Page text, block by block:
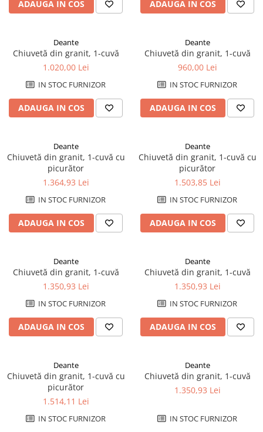
Paravane de cada
Seturi baterii
Baterii lavoar
Baterii bideu
Baterii cada
Seturi de dus
Sisteme de dus incastrate
Coloane de dus
Brate si palarii de dus
Pare, furtunuri si accesorii dus
Module de dus incastrate
Rezervoare wc
Rezervoare aparente
Cadre incastrate
Clapete de actionare
Cabine de dus
Paravane de dus Walk
Panouri si usi de dus
Cadite de dus
Rigole de dus
Protecție pentru lemn și piatră
Hidroizolații/Terase și Acoperișuri
Tehnici decorative Jeger
Microciment
Aditivi microciment
Protectia microcimentului
Cornise tavan
ADAUGA IN COS ADAUGA IN COS
Deante
Chiuvetă din granit, 1-cuvă
1.020,00 Lei
IN STOC FURNIZOR
ADAUGA IN COS
Deante
Chiuvetă din granit, 1-cuvă
960,00 Lei
IN STOC FURNIZOR
ADAUGA IN COS
Deante
Chiuvetă din granit, 1-cuvă cu
picurător
1.364,93 Lei
IN STOC FURNIZOR
ADAUGA IN COS
Deante
Chiuvetă din granit, 1-cuvă cu
picurător
1.503,85 Lei
IN STOC FURNIZOR
ADAUGA IN COS
Deante
Chiuvetă din granit, 1-cuvă
1.350,93 Lei
IN STOC FURNIZOR
ADAUGA IN COS
Deante
Chiuvetă din granit, 1-cuvă
1.350,93 Lei
IN STOC FURNIZOR
ADAUGA IN COS
Deante
Chiuvetă din granit, 1-cuvă cu
picurător
1.514,11 Lei
IN STOC FURNIZOR
Deante
Chiuvetă din granit, 1-cuvă
1.350,93 Lei
IN STOC FURNIZOR